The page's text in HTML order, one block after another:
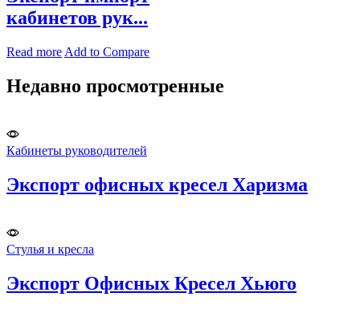
кабинетов рук...
Read more Add to Compare
Недавно просмотренные​
Кабинеты руководителей
Экспорт офисных кресел Харизма
Стулья и кресла
Экспорт Офисных Кресел Хьюго